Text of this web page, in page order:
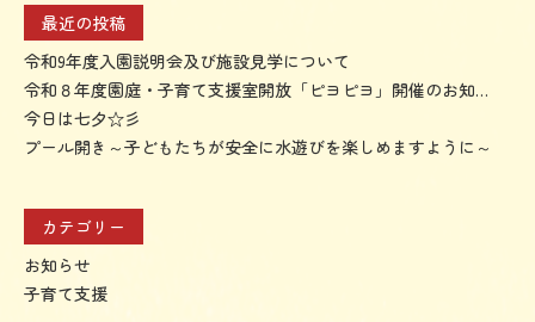
最近の投稿
令和9年度入園説明会及び施設見学について
令和８年度園庭・子育て支援室開放「ピヨピヨ」開催のお知らせ
今日は七夕☆彡
プール開き～子どもたちが安全に水遊びを楽しめますように～
カテゴリー
お知らせ
子育て支援